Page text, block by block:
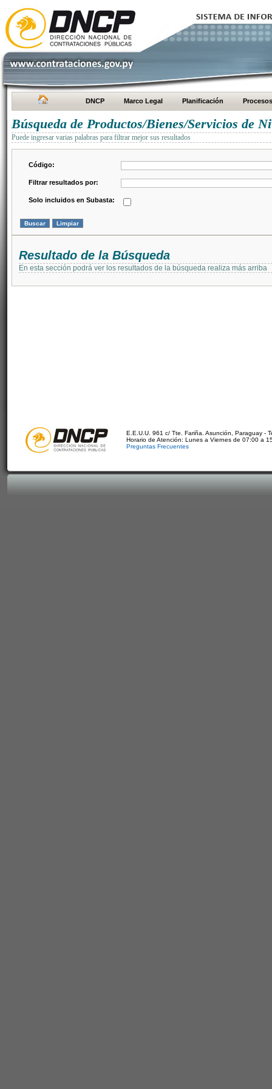
DNCP Marco Legal Planificación Procesos
Búsqueda de Productos/Bienes/Servicios de
Puede ingresar varias palabras para filtrar mejor sus resultados
Código:
Filtrar resultados por:
Solo incluidos en Subasta:
Resultado de la Búsqueda
En esta sección podrá ver los resultados de la búsqueda realiza más arriba
E.E.U.U. 961 c/ Tte. Fariña. Asunción, Paraguay -
Horario de Atención: Lunes a Viernes de 07:00 a
Preguntas Frecuentes